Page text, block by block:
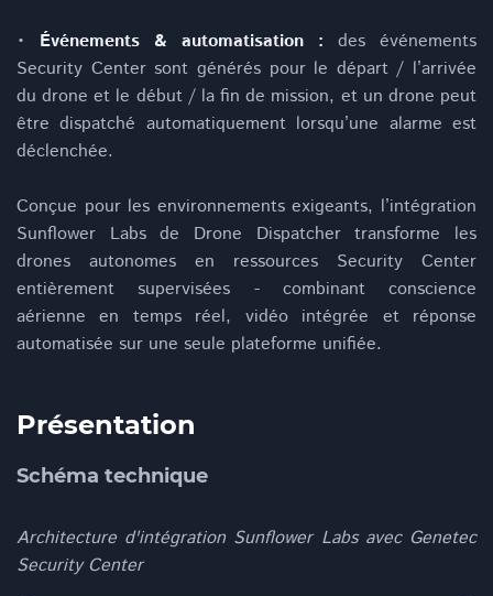
• Événements & automatisation : des événements
Security Center sont générés pour le départ / l’arrivée
du drone et le début / la fin de mission, et un drone peut
être dispatché automatiquement lorsqu’une alarme est
déclenchée.
Conçue pour les environnements exigeants, l’intégration
Sunflower Labs de Drone Dispatcher transforme les
drones autonomes en ressources Security Center
entièrement supervisées - combinant conscience
aérienne en temps réel, vidéo intégrée et réponse
automatisée sur une seule plateforme unifiée.
Présentation
Schéma technique
Architecture d'intégration Sunflower Labs avec Genetec
Security Center